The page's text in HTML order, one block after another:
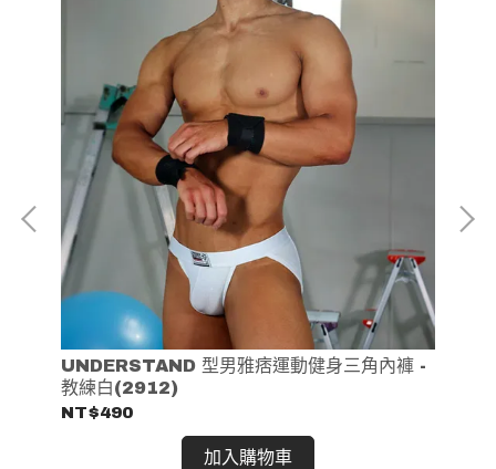
UNDERSTAND 型男雅痞運動健身三角內褲 -
教練白(2912)
NT$490
加入購物車